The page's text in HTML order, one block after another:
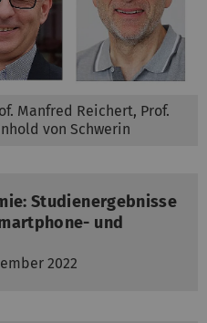
Manfred Reichert, Prof.
von Schwerin
Studienergebnisse
und
2022